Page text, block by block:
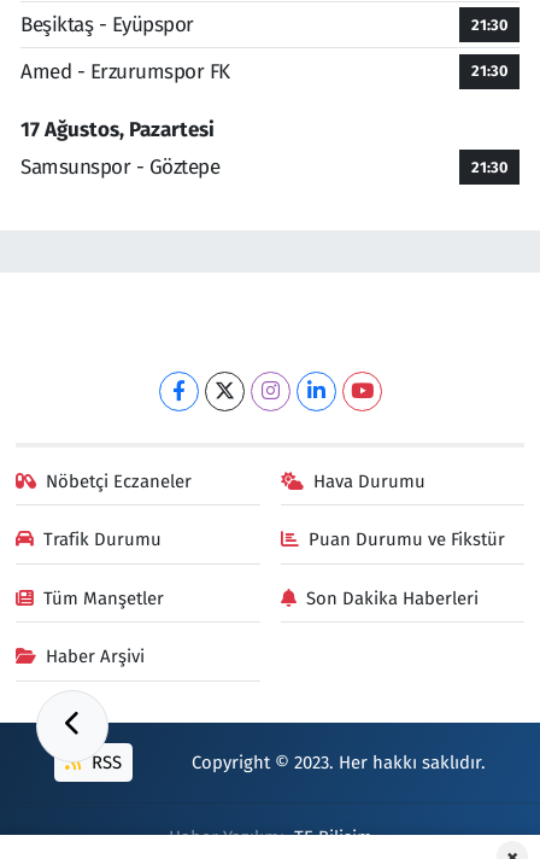
Beşiktaş - Eyüpspor 21:30
Amed - Erzurumspor FK 21:30
17 Ağustos, Pazartesi
Samsunspor - Göztepe
21:30
Nöbetçi Eczaneler Hava Durumu
Trafik Durumu Puan Durumu ve Fikstür
Tüm Manşetler Son Dakika Haberleri
Haber Arşivi
RSS Copyright © 2023. Her hakkı saklıdır.
Haber Yazılımı:TE Bilişim